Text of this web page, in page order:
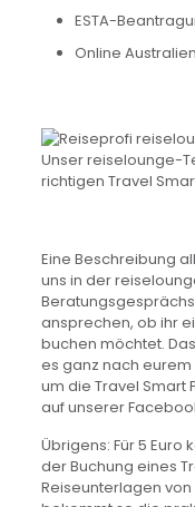
ESTA-
Online
Unser reiselounge-
richtigen Travel
Eine Beschreibung
uns in der
ansprechen, ob ihr
buchen möchtet.
es ganz nach eurem
um die Travel
auf unserer
Übrigens: Für 5
der Buchung eines
Reiseunterlagen